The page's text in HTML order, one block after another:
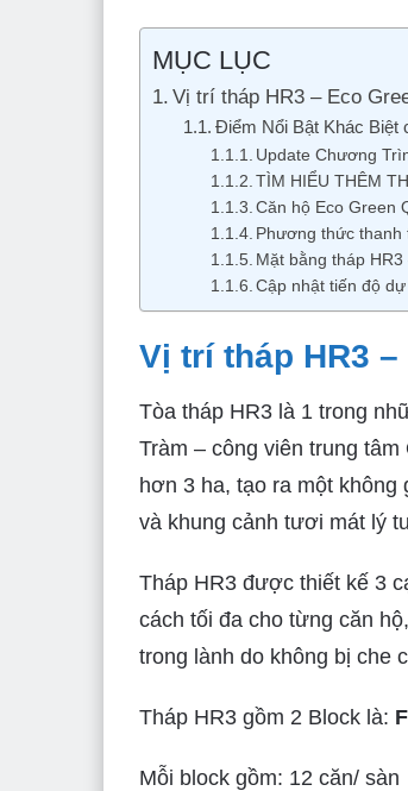
MỤC LỤC
Vị trí tháp HR3 – Eco
Điểm Nổi Bật Khác Biệt
Update Chương
TÌM HIỂU THÊM
Căn hộ Eco Green
Phương thức thanh
Mặt bằng tháp
Cập nhật tiến độ
Vị trí tháp HR3
Tòa tháp HR3 là 1 trong
Tràm – công viên trung
hơn 3 ha, tạo ra một không
và khung cảnh tươi mát lý
Tháp HR3 được thiết kế 3
cách tối đa cho từng căn
trong lành do không bị che
Tháp HR3 gồm 2 Block là:
Mỗi block gồm: 12 căn/ sàn